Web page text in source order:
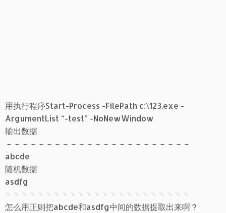
用执行程序Start-Process -FilePath c:\123.exe -
ArgumentList “-test” -NoNewWindow
输出数据
－－－－－－－－－－－－－－－－－－－－－－－
abcde
随机数据
asdfg
－－－－－－－－－－－－－－－－－－－－－－－
怎么用正则把abcde和asdfg中间的数据提取出来啊？